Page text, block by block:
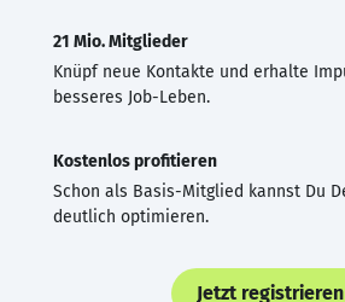
21 Mio. Mitglieder
Knüpf neue Kontakte und erhalte
besseres Job-Leben.
Kostenlos profitieren
Schon als Basis-Mitglied kannst Du
deutlich optimieren.
Jetzt registrieren